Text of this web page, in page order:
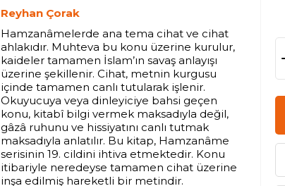
Reyhan Çorak
Hamzanâmelerde ana tema cihat ve cihat
ahlakıdır. Muhteva bu konu üzerine kurulur,
kaideler tamamen İslam’ın savaş anlayışı
üzerine şekillenir. Cihat, metnin kurgusu
içinde tamamen canlı tutularak işlenir.
Okuyucuya veya dinleyiciye bahsi geçen
konu, kitabî bilgi vermek maksadıyla değil,
gâzâ ruhunu ve hissiyatını canlı tutmak
maksadıyla anlatılır. Bu kitap, Hamzanâme
serisinin 19. cildini ihtiva etmektedir. Konu
itibariyle neredeyse tamamen cihat üzerine
inşa edilmiş hareketli bir metindir.